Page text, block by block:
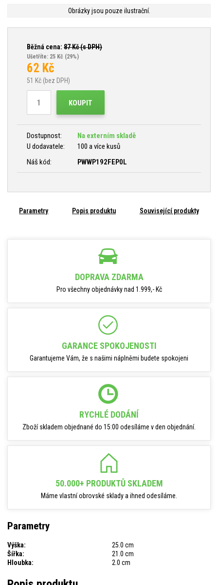
Obrázky jsou pouze ilustrační.
Běžná cena: 87Kč (s DPH)
Ušetříte: 25 Kč (29%)
62 Kč
51 Kč (bez DPH)
KOUPIT
Dostupnost:
Na externím skladě
U dodavatele:
100 a více kusů
Náš kód:
PWWP192FEP0L
Parametry Popis produktu Související produkty
DOPRAVA ZDARMA
Pro všechny objednávky nad 1.999,- Kč
GARANCE SPOKOJENOSTI
Garantujeme Vám, že s našimi náplněmi budete spokojeni
RYCHLÉ DODÁNÍ
Zboží skladem objednané do 15:00 odesíláme v den objednání.
50.000+ PRODUKTŮ SKLADEM
Máme vlastní obrovské sklady a ihned odesíláme.
Parametry
Výška:
25.0 cm
Šířka:
21.0 cm
Hloubka:
2.0 cm